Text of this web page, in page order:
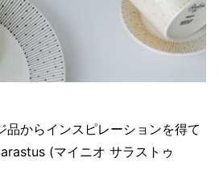
品からインスピレーションを得て
(マイニオ サラストゥ